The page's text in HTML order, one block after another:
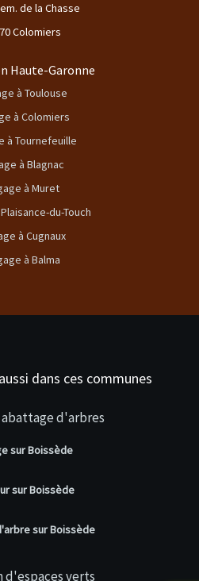
de la Chasse
Colomiers
Haute-Garonne
à Toulouse
à Colomiers
à Tournefeuille
à Blagnac
à Muret
du-Touch
à Cugnaux
à Balma
dans ces communes
abattage d'arbres
sur Boissède
sur Boissède
sur Boissède
d'espaces verts